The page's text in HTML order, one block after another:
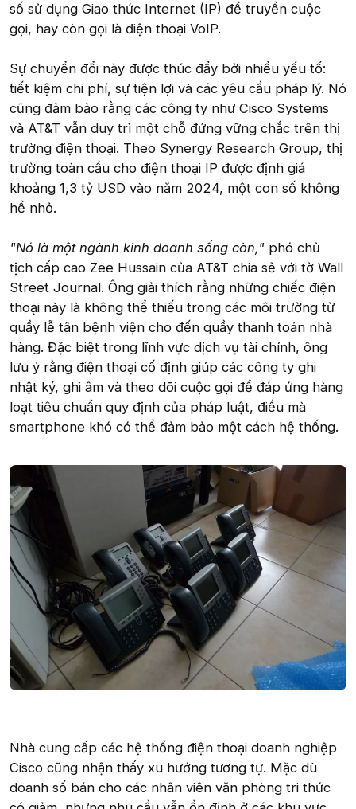
số sử dụng Giao thức Internet (IP) để truyền cuộc
gọi, hay còn gọi là điện thoại VoIP.
Sự chuyển đổi này được thúc đẩy bởi nhiều yếu tố:
tiết kiệm chi phí, sự tiện lợi và các yêu cầu pháp lý. Nó
cũng đảm bảo rằng các công ty như Cisco Systems
và AT&T vẫn duy trì một chỗ đứng vững chắc trên thị
trường điện thoại. Theo Synergy Research Group, thị
trường toàn cầu cho điện thoại IP được định giá
khoảng 1,3 tỷ USD vào năm 2024, một con số không
hề nhỏ.
"Nó là một ngành kinh doanh sống còn," phó chủ
tịch cấp cao Zee Hussain của AT&T chia sẻ với tờ Wall
Street Journal. Ông giải thích rằng những chiếc điện
thoại này là không thể thiếu trong các môi trường từ
quầy lễ tân bệnh viện cho đến quầy thanh toán nhà
hàng. Đặc biệt trong lĩnh vực dịch vụ tài chính, ông
lưu ý rằng điện thoại cố định giúp các công ty ghi
nhật ký, ghi âm và theo dõi cuộc gọi để đáp ứng hàng
loạt tiêu chuẩn quy định của pháp luật, điều mà
smartphone khó có thể đảm bảo một cách hệ thống.
Nhà cung cấp các hệ thống điện thoại doanh nghiệp
Cisco cũng nhận thấy xu hướng tương tự. Mặc dù
doanh số bán cho các nhân viên văn phòng tri thức